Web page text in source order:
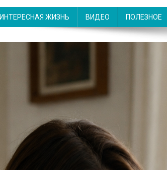
ИНТЕРЕСНАЯ ЖИЗНЬ ВИДЕО ПОЛЕЗНОЕ